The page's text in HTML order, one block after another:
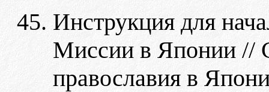
Инструкция для
Миссии в Японии //
православия в